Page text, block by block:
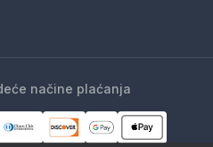
načine plaćanja